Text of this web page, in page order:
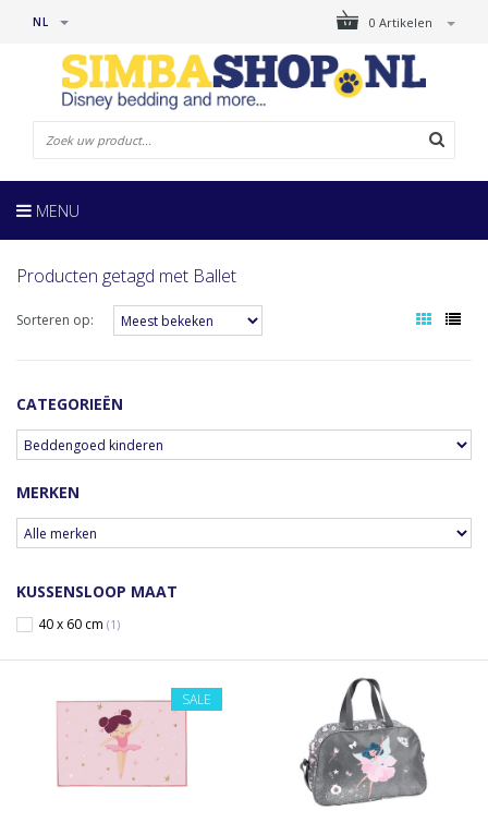
0 Artikelen
NL
MENU
Producten getagd met Ballet
Sorteren op:
CATEGORIEËN
MERKEN
KUSSENSLOOP MAAT
40 x 60 cm (1)
SALE